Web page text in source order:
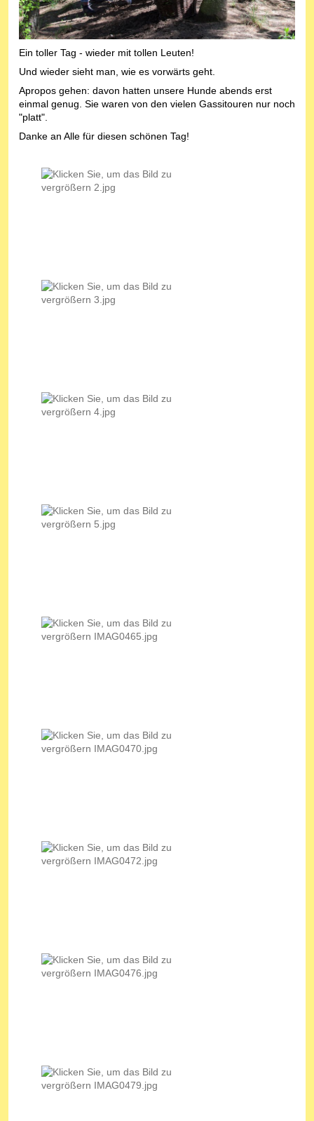
Ein toller Tag - wieder mit tollen Leuten!
Und wieder sieht man, wie es vorwärts geht.
Apropos gehen: davon hatten unsere Hunde abends erst
einmal genug. Sie waren von den vielen Gassitouren nur noch
"platt".
Danke an Alle für diesen schönen Tag!